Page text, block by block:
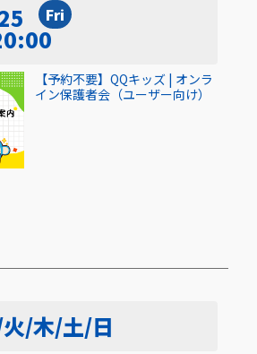
Fri
【予約不要】QQキッズ | オンラ
イン保護者会（ユーザー向け）
/木/土/日